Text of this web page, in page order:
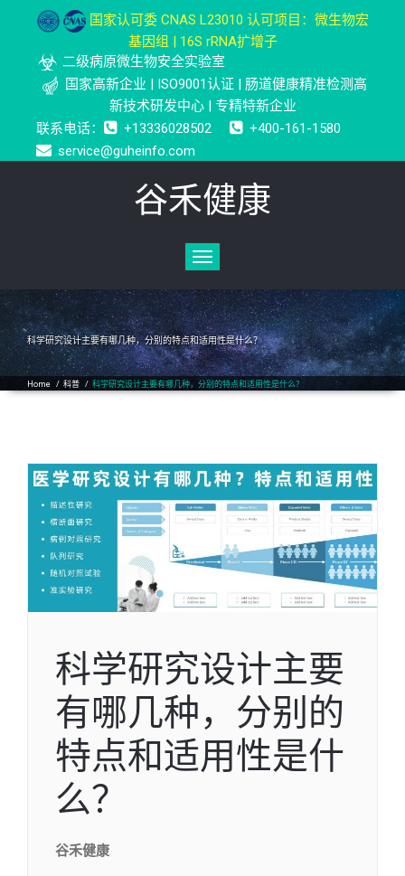
国家认可委 CNAS L23010 认可项目：微生物宏
基因组 | 16S rRNA扩增子
二级病原微生物安全实验室
国家高新企业 | ISO9001认证 | 肠道健康精准检测高
新技术研发中心 | 专精特新企业
联系电话：
+13336028502
+400-161-1580
service@guheinfo.com
谷禾健康
Toggle
navigation
科学研究设计主要有哪几种，分别的特点和适用性是什么？
Home / 科普 / 科学研究设计主要有哪几种，分别的特点和适用性是什么？
科学研究设计主要
有哪几种，分别的
特点和适用性是什
么？
谷禾健康